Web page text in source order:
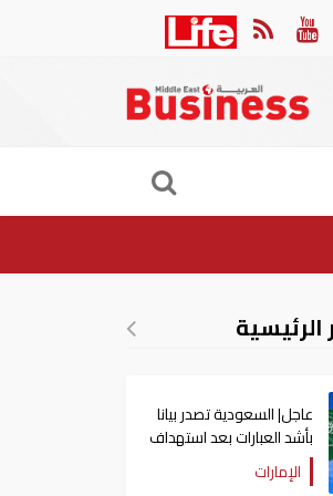
مرهونة بقبول واشنطن الكامل لشروط طهران
الرئيسية
عاجل| السعودية تصدر بيانا
بأشد العبارات بعد استهداف
إيران لناقلة إماراتية
الإمارات